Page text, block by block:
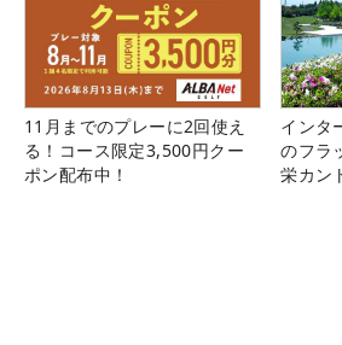
11月までのプレーに2回使え
る！コース限定3,500円クー
ポン配布中！
インタ
のフラ
栄カン